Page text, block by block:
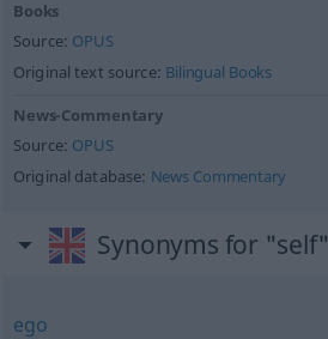
Books
Source: OPUS
Original text source: Bilingual Books
News-Commentary
Source: OPUS
Original database: News Commentary
Synonyms for "self"
ego